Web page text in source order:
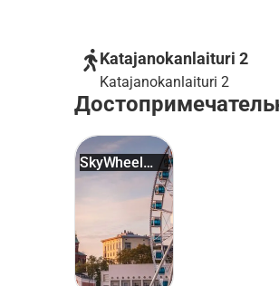
Katajanokanlaituri 2
Katajanokanlaituri 2
SkyWheel
Helsinki